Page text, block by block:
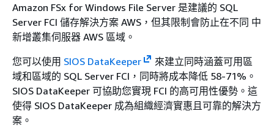
Amazon FSx for Windows File Server 是建議的 SQL
Server FCI 儲存解決方案 AWS，但其限制會防止在不同 中
新增叢集伺服器 AWS 區域。
您可以使用 SIOS DataKeeper
來建立同時涵蓋可用區
域和區域的 SQL Server FCI，同時將成本降低 58-71%。
SIOS DataKeeper 可協助您實現 FCI 的高可用性優勢。這
使得 SIOS DataKeeper 成為組織經濟實惠且可靠的解決方
案。